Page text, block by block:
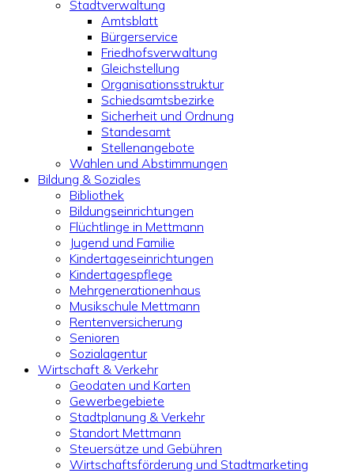
Stadtverwaltung
Amtsblatt
Bürgerservice
Friedhofsverwaltung
Gleichstellung
Organisationsstruktur
Schiedsamtsbezirke
Sicherheit und Ordnung
Standesamt
Stellenangebote
Wahlen und Abstimmungen
Bildung & Soziales
Bibliothek
Bildungseinrichtungen
Flüchtlinge in Mettmann
Jugend und Familie
Kindertageseinrichtungen
Kindertagespflege
Mehrgenerationenhaus
Musikschule Mettmann
Rentenversicherung
Senioren
Sozialagentur
Wirtschaft & Verkehr
Geodaten und Karten
Gewerbegebiete
Stadtplanung & Verkehr
Standort Mettmann
Steuersätze und Gebühren
Wirtschaftsförderung und Stadtmarketing